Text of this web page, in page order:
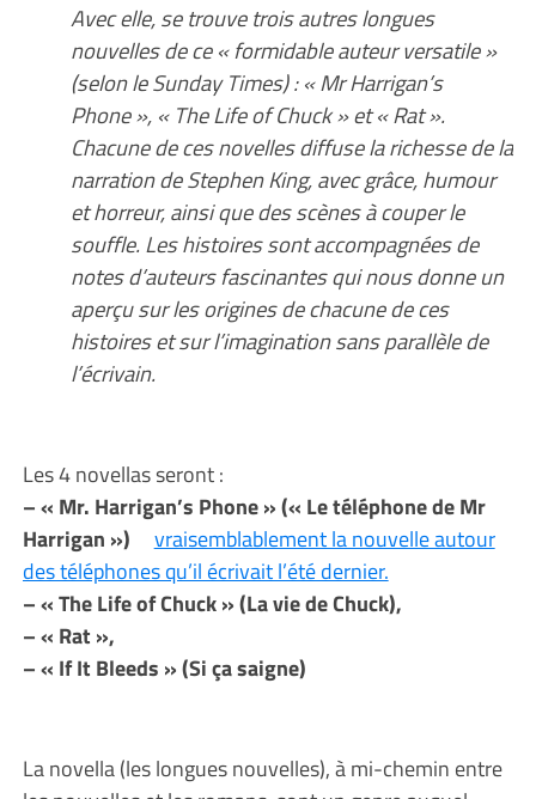
Avec elle, se trouve trois autres longues
nouvelles de ce « formidable auteur versatile »
(selon le Sunday Times) : « Mr Harrigan’s
Phone », « The Life of Chuck » et « Rat ».
Chacune de ces novelles diffuse la richesse de la
narration de Stephen King, avec grâce, humour
et horreur, ainsi que des scènes à couper le
souffle. Les histoires sont accompagnées de
notes d’auteurs fascinantes qui nous donne un
aperçu sur les origines de chacune de ces
histoires et sur l’imagination sans parallèle de
l’écrivain.
Les 4 novellas seront :
– « Mr. Harrigan’s Phone » (« Le téléphone de Mr
Harrigan »)
vraisemblablement la nouvelle autour
des téléphones qu’il écrivait l’été dernier.
– « The Life of Chuck » (La vie de Chuck),
– « Rat »,
– « If It Bleeds » (Si ça saigne)
La novella (les longues nouvelles), à mi-chemin entre